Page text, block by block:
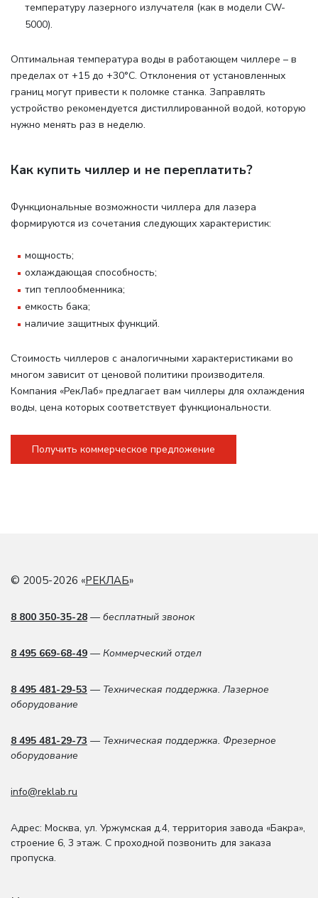
температуру лазерного излучателя (как в модели CW-
5000).
Оптимальная температура воды в работающем чиллере – в
пределах от +15 до +30°С. Отклонения от установленных
границ могут привести к поломке станка. Заправлять
устройство рекомендуется дистиллированной водой, которую
нужно менять раз в неделю.
Как купить чиллер и не переплатить?
Функциональные возможности чиллера для лазера
формируются из сочетания следующих характеристик:
мощность;
охлаждающая способность;
тип теплообменника;
емкость бака;
наличие защитных функций.
Стоимость чиллеров с аналогичными характеристиками во
многом зависит от ценовой политики производителя.
Компания «РекЛаб» предлагает вам чиллеры для охлаждения
воды, цена которых соответствует функциональности.
Получить коммерческое предложение
© 2005-2026 «РЕКЛАБ»
8 800 350-35-28 — бесплатный звонок
8 495 669-68-49 — Коммерческий отдел
8 495 481-29-53 — Техническая поддержка. Лазерное
оборудование
8 495 481-29-73 — Техническая поддержка. Фрезерное
оборудование
info@reklab.ru
Адрес: Москва, ул. Уржумская д.4, территория завода «Бакра»,
строение 6, 3 этаж. С проходной позвонить для заказа
пропуска.